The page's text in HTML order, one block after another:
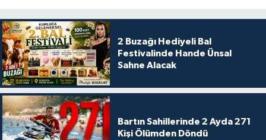
2 Buzağı Hediyeli Bal
Festivalinde Hande Ünsal
Sahne Alacak
Bartın Sahillerinde 2 Ayda 271
Kişi Ölümden Döndü